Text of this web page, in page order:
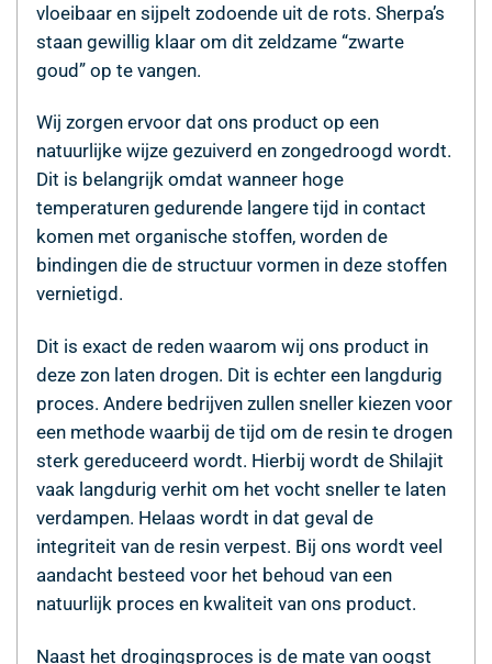
vloeibaar en sijpelt zodoende uit de rots. Sherpa’s
staan gewillig klaar om dit zeldzame “zwarte
goud” op te vangen.
Wij zorgen ervoor dat ons product op een
natuurlijke wijze gezuiverd en zongedroogd wordt.
Dit is belangrijk omdat wanneer hoge
temperaturen gedurende langere tijd in contact
komen met organische stoffen, worden de
bindingen die de structuur vormen in deze stoffen
vernietigd.
Dit is exact de reden waarom wij ons product in
deze zon laten drogen. Dit is echter een langdurig
proces. Andere bedrijven zullen sneller kiezen voor
een methode waarbij de tijd om de resin te drogen
sterk gereduceerd wordt. Hierbij wordt de Shilajit
vaak langdurig verhit om het vocht sneller te laten
verdampen. Helaas wordt in dat geval de
integriteit van de resin verpest. Bij ons wordt veel
aandacht besteed voor het behoud van een
natuurlijk proces en kwaliteit van ons product.
Naast het drogingsproces is de mate van oogst